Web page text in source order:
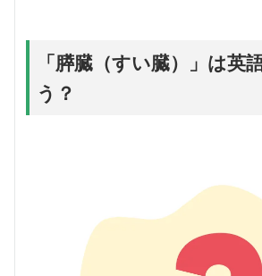
「膵臓（すい臓）」は英
う？